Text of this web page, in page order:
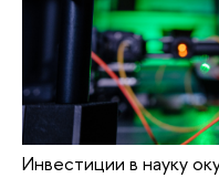
Инвестиции в науку